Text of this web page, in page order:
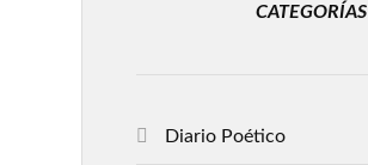
CATEGORÍAS
Diario Poético